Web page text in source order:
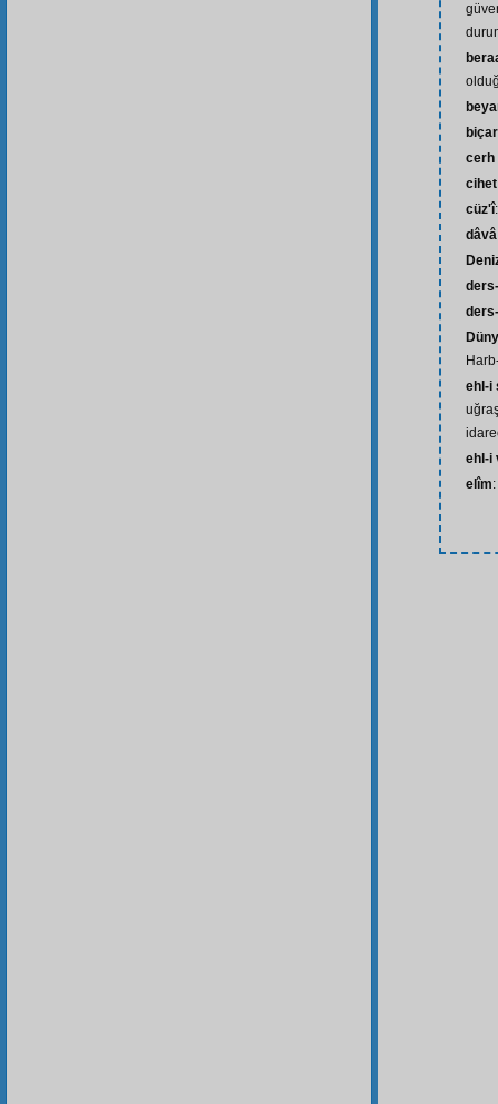
cerh
cihet
cüz'î
dâvâ
ehl-i
ehl-i
elîm